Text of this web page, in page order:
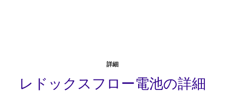
詳細
レドックスフロー電池の詳細